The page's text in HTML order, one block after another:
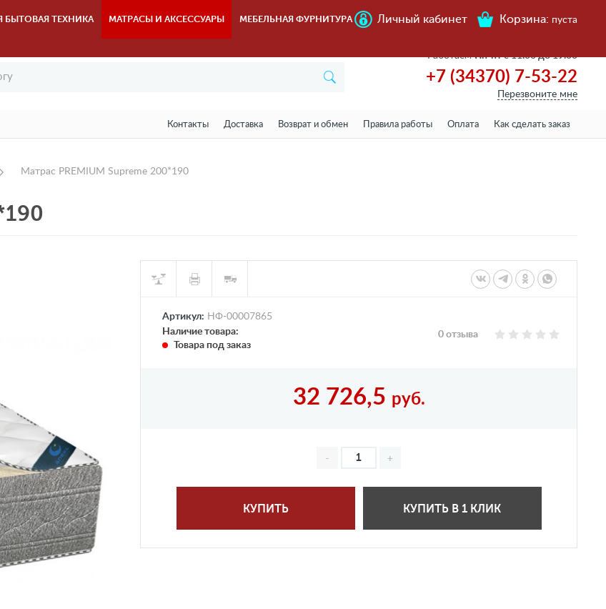
БЫТОВАЯ ТЕХНИКА МАТРАСЫ И АКСЕССУАРЫ МЕБЕЛЬНАЯ ФУРНИТУРА Личный кабинет Корзина: пуста
РаботаемПн-пт с 11.00 до 19.00
+7 (34370) 7-53-22
Перезвоните мне
Контакты Доставка Возврат и обмен Правила работы Оплата Как сделать заказ
Матрас PREMIUM Supreme 200*190
Артикул: НФ-00007865
Наличие товара:
Товара под заказ
0 отзыва
32 726,5 руб.
КУПИТЬ КУПИТЬ В 1 КЛИК